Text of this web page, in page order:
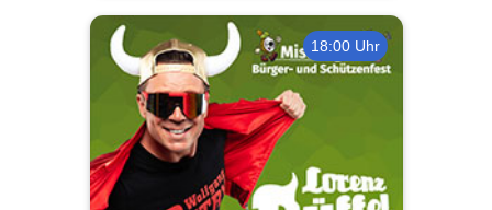
18:00 Uhr